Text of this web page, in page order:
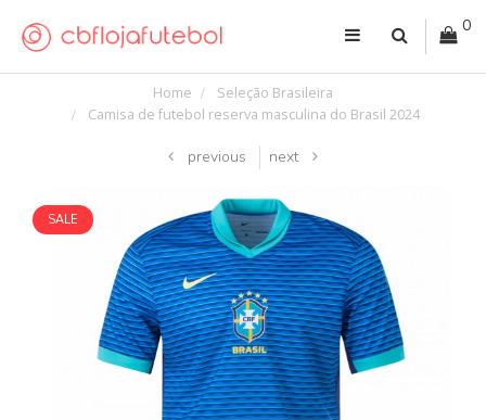
0
Home
Seleção Brasileira
Camisa de futebol reserva masculina do Brasil 2024
previous next
SALE